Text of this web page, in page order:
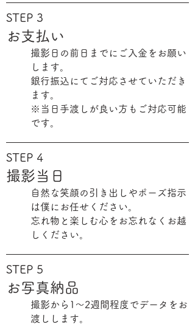
STEP 3
お支払い
撮影日の前日までにご入金をお願い
します。
銀行振込にてご対応させていただき
ます。
※当日手渡しが良い方もご対応可能
です。
STEP 4
撮影当日
自然な笑顔の引き出しやポーズ指示
は僕にお任せください。
忘れ物と楽しむ心をお忘れなくお越
しください。
STEP 5
お写真納品
撮影から1～2週間程度でデータをお
渡しします。